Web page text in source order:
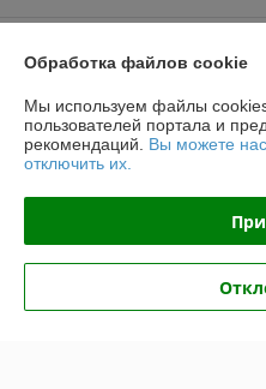
График работы
Полная версия сайта
Политика обработки
Сайт создан на платформе
Обработка файлов cookie
Мы используем файлы
пользователей портала и
рекомендаций. Вы можете
отключить их.